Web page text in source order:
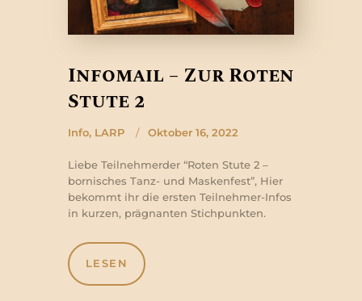
Infomail – Zur Roten
Stute 2
Info, LARP Oktober 16, 2022
Liebe Teilnehmerder “Roten Stute 2 –
bornisches Tanz- und Maskenfest”, Hier
bekommt ihr die ersten Teilnehmer-Infos
in kurzen, prägnanten Stichpunkten.
LESEN